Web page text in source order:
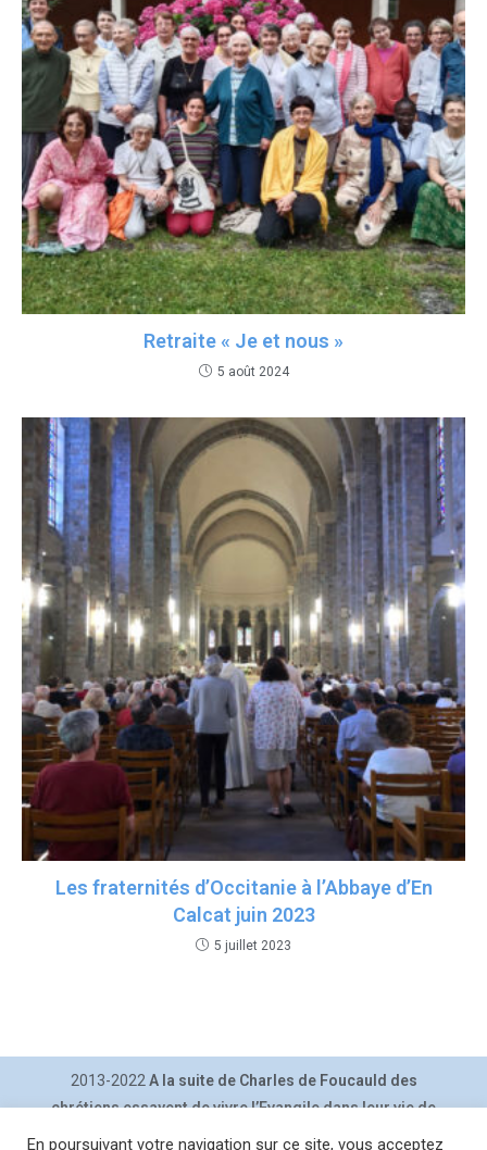
Retraite « Je et nous »
5 août 2024
Les fraternités d’Occitanie à l’Abbaye d’En
Calcat juin 2023
5 juillet 2023
2013-2022 A la suite de Charles de Foucauld des
chrétiens essayent de vivre l’Evangile dans leur vie de
tous les jours.
En poursuivant votre navigation sur ce site, vous acceptez